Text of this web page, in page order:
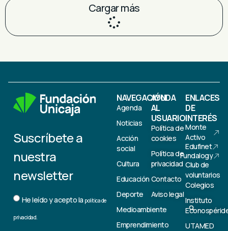
Cargar más
Suscríbete a
nuestra
newsletter
He leído y acepto la política de
privacidad.
NAVEGACIÓN
Agenda
Noticias
Acción
social
Cultura
Educación
Deporte
Medioambiente
Emprendimiento
AYUDA
AL
USUARIO
Política de
cookies
Política de
privacidad
Contacto
Aviso legal
ENLACES
DE
INTERÉS
Monte
Activo
Edufinet
Fundalogy
Club de
voluntarios
Colegios
Instituto
UTAMED